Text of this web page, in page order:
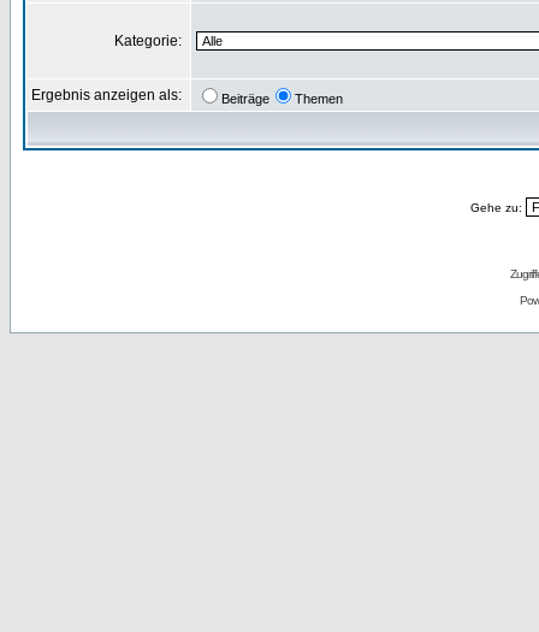
Kategorie:
Ergebnis anzeigen als: Beiträge Themen
Gehe zu: